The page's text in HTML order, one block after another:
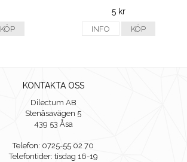
KÖP
5 kr
INFO KÖP
KONTAKTA OSS
Dilectum AB
Stenåsavägen 5
439 53 Åsa
Telefon: 0725-55 02 70
Telefontider: tisdag 16-19